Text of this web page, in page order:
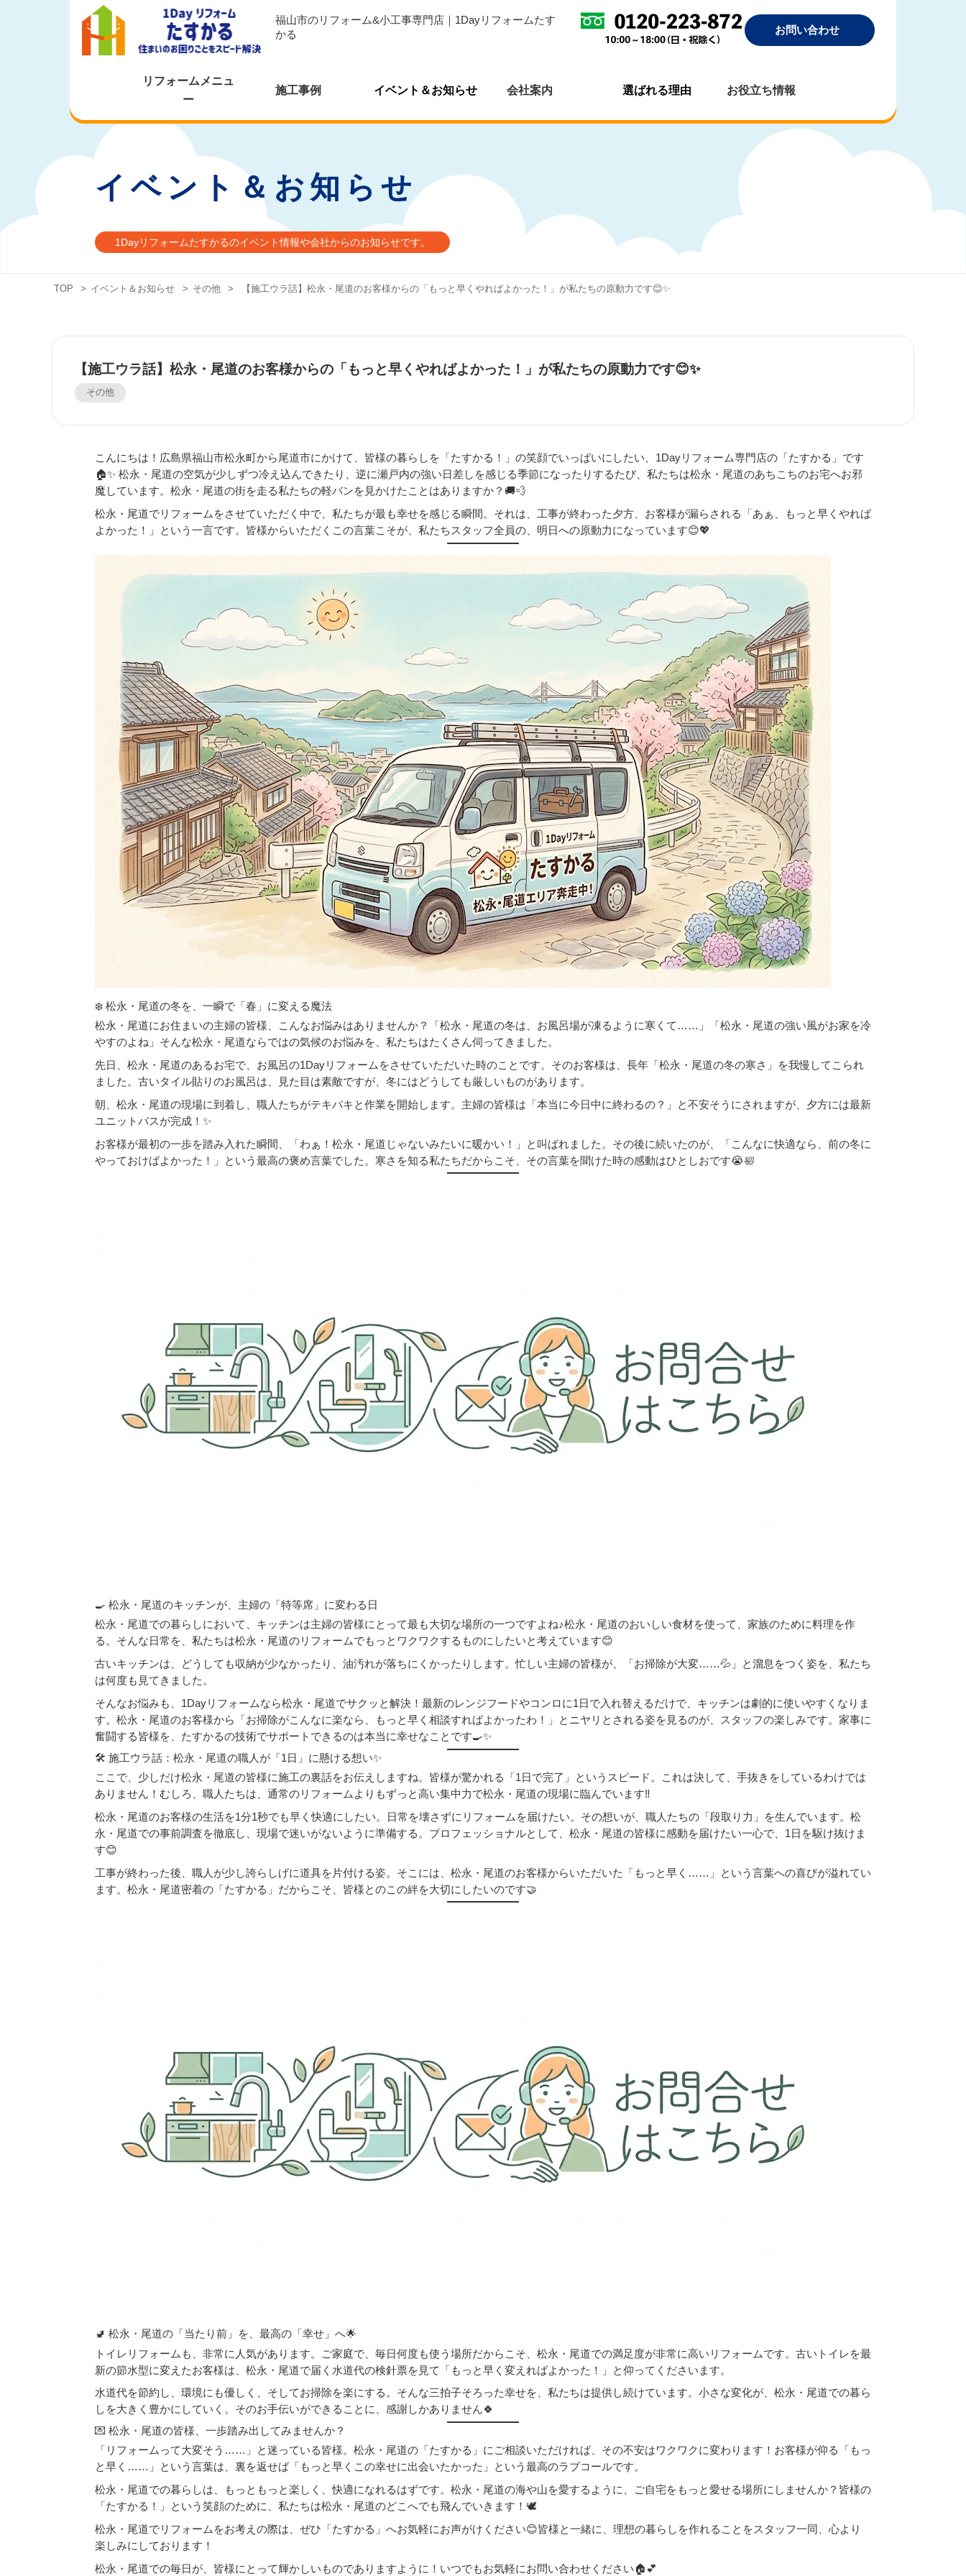
福山市のリフォーム&小工事専門店｜1Dayリフォームたす
かる
お問い合わせ
リフォームメニュ
ー
施工事例 イベント＆お知らせ 会社案内 選ばれる理由 お役立ち情報
イベント＆お知らせ
1Dayリフォームたすかるのイベント情報や会社からのお知らせです。
TOP > イベント＆お知らせ > その他 > 【施工ウラ話】松永・尾道のお客様からの「もっと早くやればよかった！」が私たちの原動力です😊✨
【施工ウラ話】松永・尾道のお客様からの「もっと早くやればよかった！」が私たちの原動力です😊✨
その他
こんにちは！広島県福山市松永町から尾道市にかけて、皆様の暮らしを「たすかる！」の笑顔でいっぱいにしたい、1Dayリフォーム専門店の「たすかる」です
🏠✨ 松永・尾道の空気が少しずつ冷え込んできたり、逆に瀬戸内の強い日差しを感じる季節になったりするたび、私たちは松永・尾道のあちこちのお宅へお邪
魔しています。松永・尾道の街を走る私たちの軽バンを見かけたことはありますか？🚚💨
松永・尾道でリフォームをさせていただく中で、私たちが最も幸せを感じる瞬間。それは、工事が終わった夕方、お客様が漏らされる「あぁ、もっと早くやれば
よかった！」という一言です。皆様からいただくこの言葉こそが、私たちスタッフ全員の、明日への原動力になっています😊💖
❄️ 松永・尾道の冬を、一瞬で「春」に変える魔法
松永・尾道にお住まいの主婦の皆様、こんなお悩みはありませんか？「松永・尾道の冬は、お風呂場が凍るように寒くて……」「松永・尾道の強い風がお家を冷
やすのよね」そんな松永・尾道ならではの気候のお悩みを、私たちはたくさん伺ってきました。
先日、松永・尾道のあるお宅で、お風呂の1Dayリフォームをさせていただいた時のことです。そのお客様は、長年「松永・尾道の冬の寒さ」を我慢してこられ
ました。古いタイル貼りのお風呂は、見た目は素敵ですが、冬にはどうしても厳しいものがあります。
朝、松永・尾道の現場に到着し、職人たちがテキパキと作業を開始します。主婦の皆様は「本当に今日中に終わるの？」と不安そうにされますが、夕方には最新
ユニットバスが完成！✨
お客様が最初の一歩を踏み入れた瞬間、「わぁ！松永・尾道じゃないみたいに暖かい！」と叫ばれました。その後に続いたのが、「こんなに快適なら、前の冬に
やっておけばよかった！」という最高の褒め言葉でした。寒さを知る私たちだからこそ、その言葉を聞けた時の感動はひとしおです😭🛀
🍳 松永・尾道のキッチンが、主婦の「特等席」に変わる日
松永・尾道での暮らしにおいて、キッチンは主婦の皆様にとって最も大切な場所の一つですよね♪松永・尾道のおいしい食材を使って、家族のために料理を作
る。そんな日常を、私たちは松永・尾道のリフォームでもっとワクワクするものにしたいと考えています😊
古いキッチンは、どうしても収納が少なかったり、油汚れが落ちにくかったりします。忙しい主婦の皆様が、「お掃除が大変……💦」と溜息をつく姿を、私たち
は何度も見てきました。
そんなお悩みも、1Dayリフォームなら松永・尾道でサクッと解決！最新のレンジフードやコンロに1日で入れ替えるだけで、キッチンは劇的に使いやすくなりま
す。松永・尾道のお客様から「お掃除がこんなに楽なら、もっと早く相談すればよかったわ！」とニヤリとされる姿を見るのが、スタッフの楽しみです。家事に
奮闘する皆様を、たすかるの技術でサポートできるのは本当に幸せなことです🍳✨
🛠️ 施工ウラ話：松永・尾道の職人が「1日」に懸ける想い✨
ここで、少しだけ松永・尾道の皆様に施工の裏話をお伝えしますね。皆様が驚かれる「1日で完了」というスピード。これは決して、手抜きをしているわけでは
ありません！むしろ、職人たちは、通常のリフォームよりもずっと高い集中力で松永・尾道の現場に臨んでいます‼
松永・尾道のお客様の生活を1分1秒でも早く快適にしたい。日常を壊さずにリフォームを届けたい。その想いが、職人たちの「段取り力」を生んでいます。松
永・尾道での事前調査を徹底し、現場で迷いがないように準備する。プロフェッショナルとして、松永・尾道の皆様に感動を届けたい一心で、1日を駆け抜けま
す😊
工事が終わった後、職人が少し誇らしげに道具を片付ける姿。そこには、松永・尾道のお客様からいただいた「もっと早く……」という言葉への喜びが溢れてい
ます。松永・尾道密着の「たすかる」だからこそ、皆様とのこの絆を大切にしたいのです🤝
🚽 松永・尾道の「当たり前」を、最高の「幸せ」へ🌟
トイレリフォームも、非常に人気があります。ご家庭で、毎日何度も使う場所だからこそ、松永・尾道での満足度が非常に高いリフォームです。古いトイレを最
新の節水型に変えたお客様は、松永・尾道で届く水道代の検針票を見て「もっと早く変えればよかった！」と仰ってくださいます。
水道代を節約し、環境にも優しく、そしてお掃除を楽にする。そんな三拍子そろった幸せを、私たちは提供し続けています。小さな変化が、松永・尾道での暮ら
しを大きく豊かにしていく。そのお手伝いができることに、感謝しかありません🍀
💌 松永・尾道の皆様、一歩踏み出してみませんか？
「リフォームって大変そう……」と迷っている皆様。松永・尾道の「たすかる」にご相談いただければ、その不安はワクワクに変わります！お客様が仰る「もっ
と早く……」という言葉は、裏を返せば「もっと早くこの幸せに出会いたかった」という最高のラブコールです。
松永・尾道での暮らしは、もっともっと楽しく、快適になれるはずです。松永・尾道の海や山を愛するように、ご自宅をもっと愛せる場所にしませんか？皆様の
「たすかる！」という笑顔のために、私たちは松永・尾道のどこへでも飛んでいきます！🕊️
松永・尾道でリフォームをお考えの際は、ぜひ「たすかる」へお気軽にお声がけください😊皆様と一緒に、理想の暮らしを作れることをスタッフ一同、心より
楽しみにしております！
松永・尾道での毎日が、皆様にとって輝かしいものでありますように！いつでもお気軽にお問い合わせください🏠💕